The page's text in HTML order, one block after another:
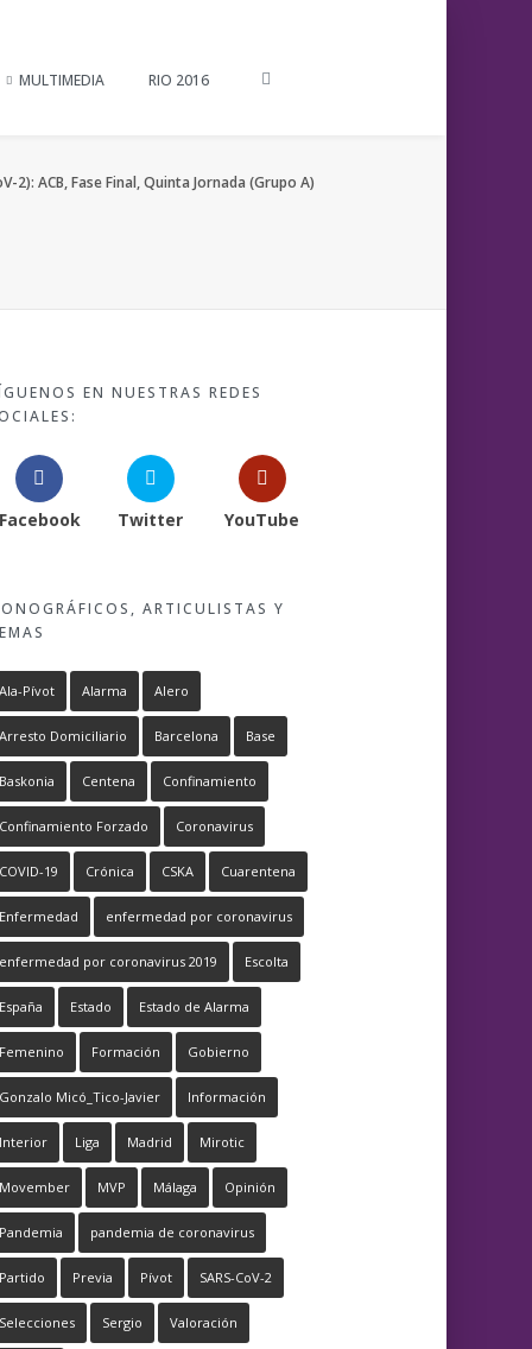
MULTIMEDIA RIO 2016
2): ACB, Fase Final, Quinta Jornada (Grupo A)
EN NUESTRAS REDES
Facebook Twitter YouTube
ARTICULISTAS Y
Ala-Pívot Alarma Alero
Arresto Domiciliario Barcelona Base
Baskonia Centena Confinamiento
Confinamiento Forzado Coronavirus
COVID-19 Crónica CSKA Cuarentena
Enfermedad enfermedad por coronavirus
enfermedad por coronavirus 2019 Escolta
España Estado Estado de Alarma
Femenino Formación Gobierno
Gonzalo Micó_Tico-Javier Información
Interior Liga Madrid Mirotic
Movember MVP Málaga Opinión
Pandemia pandemia de coronavirus
Partido Previa Pívot SARS-CoV-2
Selecciones Sergio Valoración